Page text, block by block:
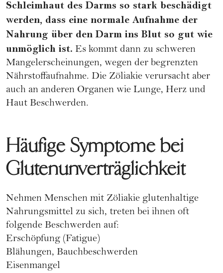
Schleimhaut des Darms so stark beschädigt
werden, dass eine normale Aufnahme der
Nahrung über den Darm ins Blut so gut wie
unmöglich ist. Es kommt dann zu schweren
Mangelerscheinungen, wegen der begrenzten
Nährstoffaufnahme. Die Zöliakie verursacht aber
auch an anderen Organen wie Lunge, Herz und
Haut Beschwerden.
Häufige Symptome bei
Glutenunverträglichkeit
Nehmen Menschen mit Zöliakie glutenhaltige
Nahrungsmittel zu sich, treten bei ihnen oft
folgende Beschwerden auf:
Erschöpfung (Fatigue)
Blähungen, Bauchbeschwerden
Eisenmangel